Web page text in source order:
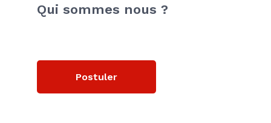
Qui sommes nous ?
Postuler